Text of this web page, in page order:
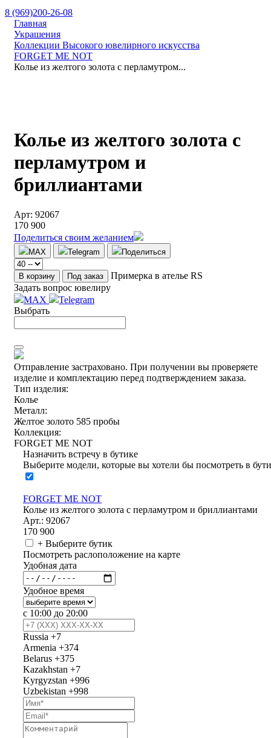
8 (969)200-26-08
Главная
Украшения
Коллекции Высокого ювелирного искусства
FORGET ME NOT
Колье из желтого золота с перламутром...
Колье из желтого золота с
перламутром и
бриллиантами
Арт: 92067
170 900
Поделиться своим желанием
MAX Telegram Поделиться
В корзину Под заказ
Примерка в ателье RS
Задать вопрос ювелиру
MAX
Telegram
Выбрать
Отправление застраховано. При получении вы проверяете
изделие и комплектацию перед подтверждением заказа.
Тип изделия:
Колье
Металл:
Желтое золото 585 пробы
Коллекция:
FORGET ME NOT
Назначить встречу в бутике
Выберите модели, которые вы хотели бы посмотреть в
FORGET ME NOT
Колье из желтого золота с перламутром и бриллиантами
Арт.: 92067
170 900
+ Выберите бутик
Посмотреть раслоположение на карте
Удобная дата
Удобное время
с 10:00 до 20:00
Russia +7
Armenia +374
Belarus +375
Kazakhstan +7
Kyrgyzstan +996
Uzbekistan +998